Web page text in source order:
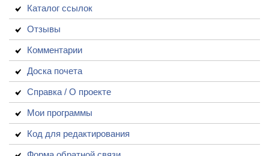
Каталог ссылок
Отзывы
Комментарии
Доска почета
Справка / О проекте
Мои программы
Код для редактирования